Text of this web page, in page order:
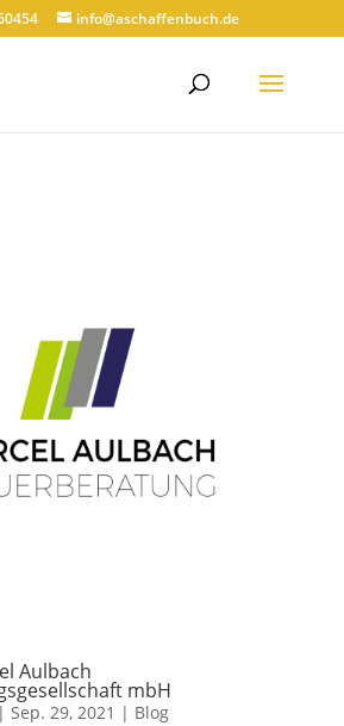
info@aschaffenbuch.de
Aulbach
mbH
| Sep. 29, 2021 | Blog